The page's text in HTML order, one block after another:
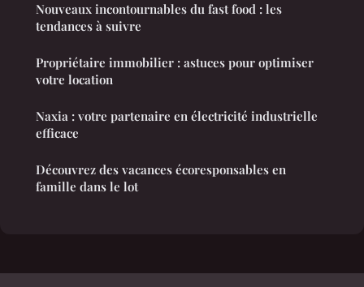
Nouveaux incontournables du fast food : les
tendances à suivre
Propriétaire immobilier : astuces pour optimiser
votre location
Naxia : votre partenaire en électricité industrielle
efficace
Découvrez des vacances écoresponsables en
famille dans le lot